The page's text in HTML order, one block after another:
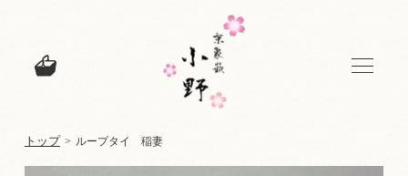
トップ > ループタイ 稲妻